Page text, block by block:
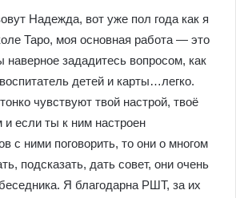
Надежда, вот уже пол года как я
Таро, моя основная работа — это
наверное зададитесь вопросом, как
детей и карты…легко.
чувствуют твой настрой, твоё
и если ты к ним настроен
с ними поговорить, то они о многом
подсказать, дать совет, они очень
Я благодарна РШТ, за их